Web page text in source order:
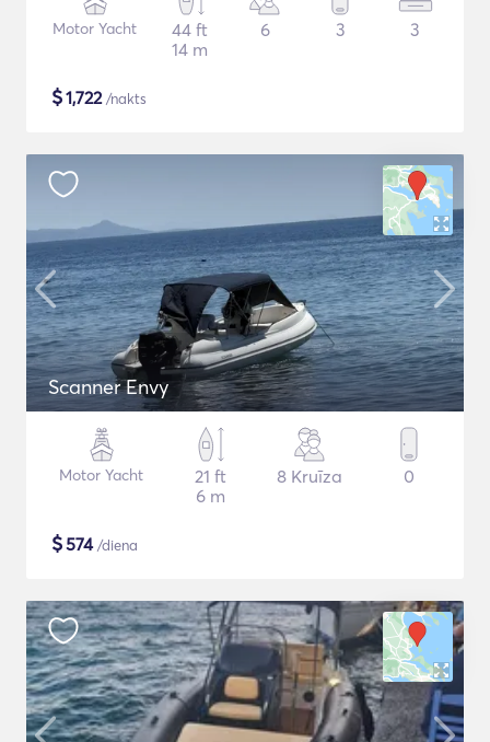
Motor Yacht
44 ft
14 m
6 3 3
$1,722/nakts
Scanner Envy
Motor Yacht
21 ft
6 m
8 Kruīza 0
$574/diena